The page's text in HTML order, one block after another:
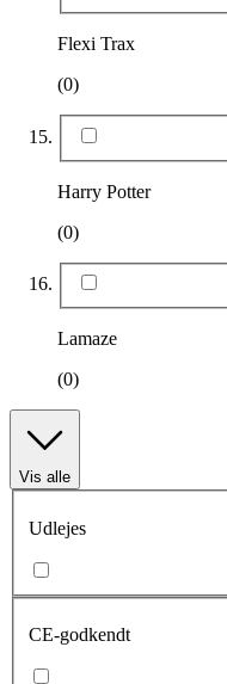
Flexi Trax
(0)
Harry Potter
(0)
Lamaze
(0)
Vis alle
Udlejes
CE-godkendt